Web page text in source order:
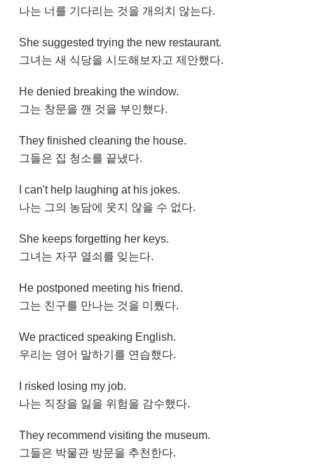
나는 너를 기다리는 것을 개의치 않는다.
She suggested trying the new restaurant.
그녀는 새 식당을 시도해보자고 제안했다.
He denied breaking the window.
그는 창문을 깬 것을 부인했다.
They finished cleaning the house.
그들은 집 청소를 끝냈다.
I can't help laughing at his jokes.
나는 그의 농담에 웃지 않을 수 없다.
She keeps forgetting her keys.
그녀는 자꾸 열쇠를 잊는다.
He postponed meeting his friend.
그는 친구를 만나는 것을 미뤘다.
We practiced speaking English.
우리는 영어 말하기를 연습했다.
I risked losing my job.
나는 직장을 잃을 위험을 감수했다.
They recommend visiting the museum.
그들은 박물관 방문을 추천한다.